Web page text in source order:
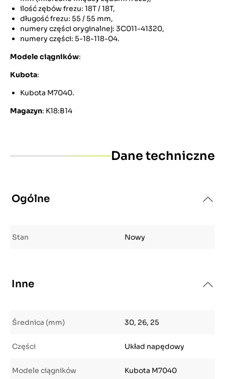
ilość zębów frezu: 18T / 18T,
długość frezu: 55 / 55 mm,
numery części oryginalnej: 3C011-41320,
numery części: 5-18-118-04.
Modele ciągników:
Kubota:
Kubota M7040.
Magazyn: K18:B14
Dane techniczne
Ogólne
Stan Nowy
Inne
Średnica (mm) 30, 26, 25
Części Układ napędowy
Modele ciągników Kubota M7040